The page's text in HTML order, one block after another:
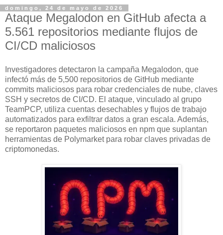
domingo, 24 de mayo de 2026
Ataque Megalodon en GitHub afecta a
5.561 repositorios mediante flujos de
CI/CD maliciosos
Investigadores detectaron la campaña Megalodon, que
infectó más de 5,500 repositorios de GitHub mediante
commits maliciosos para robar credenciales de nube, claves
SSH y secretos de CI/CD. El ataque, vinculado al grupo
TeamPCP, utiliza cuentas desechables y flujos de trabajo
automatizados para exfiltrar datos a gran escala. Además,
se reportaron paquetes maliciosos en npm que suplantan
herramientas de Polymarket para robar claves privadas de
criptomonedas.